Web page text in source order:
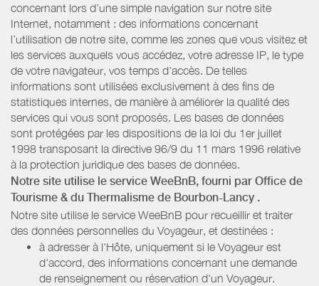
concernant lors d’une simple navigation sur notre site
Internet, notamment : des informations concernant
l’utilisation de notre site, comme les zones que vous visitez et
les services auxquels vous accédez, votre adresse IP, le type
de votre navigateur, vos temps d'accès. De telles
informations sont utilisées exclusivement à des fins de
statistiques internes, de manière à améliorer la qualité des
services qui vous sont proposés. Les bases de données
sont protégées par les dispositions de la loi du 1er juillet
1998 transposant la directive 96/9 du 11 mars 1996 relative
à la protection juridique des bases de données.
Notre site utilise le service WeeBnB, fourni par Office de
Tourisme & du Thermalisme de Bourbon-Lancy .
Notre site utilise le service WeeBnB pour recueillir et traiter
des données personnelles du Voyageur, et destinées :
à adresser à l'Hôte, uniquement si le Voyageur est
d'accord, des informations concernant une demande
de renseignement ou réservation d'un Voyageur.